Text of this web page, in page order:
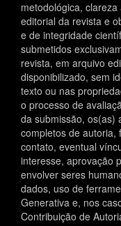
metodológica,
editorial da revista e
e de integridade
submetidos
revista, em arquivo
disponibilizado, sem
texto ou nas
o processo de
da submissão, os(as)
completos de autoria,
contato, eventual
interesse, aprovação
envolver seres
dados, uso de
Generativa e, nos
Contribuição de